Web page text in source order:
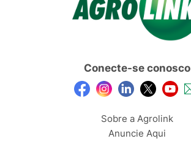
Conecte-se conosco
Sobre a Agrolink
Anuncie Aqui